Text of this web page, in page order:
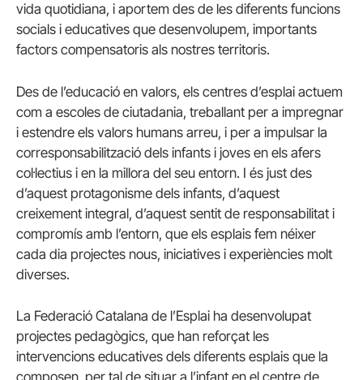
vida quotidiana, i aportem des de les diferents funcions
socials i educatives que desenvolupem, importants
factors compensatoris als nostres territoris.
Des de l’educació en valors, els centres d’esplai actuem
com a escoles de ciutadania, treballant per a impregnar
i estendre els valors humans arreu, i per a impulsar la
corresponsabilització dels infants i joves en els afers
col·lectius i en la millora del seu entorn. I és just des
d’aquest protagonisme dels infants, d’aquest
creixement integral, d’aquest sentit de responsabilitat i
compromís amb l’entorn, que els esplais fem néixer
cada dia projectes nous, iniciatives i experiències molt
diverses.
La Federació Catalana de l’Esplai ha desenvolupat
projectes pedagògics, que han reforçat les
intervencions educatives dels diferents esplais que la
composen, per tal de situar a l’infant en el centre de